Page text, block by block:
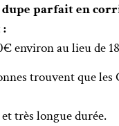
parfait en
environ au lieu de
trouvent que les
très longue durée.